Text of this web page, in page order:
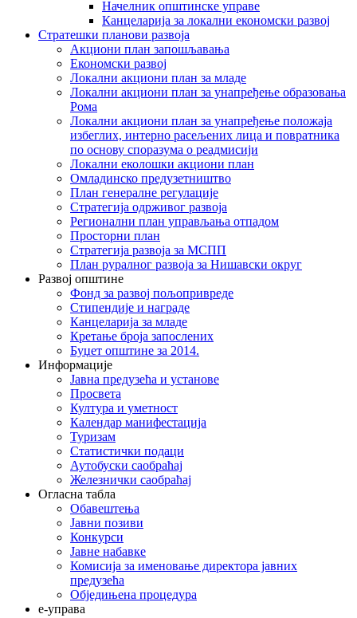
Начелник општинске управе
Канцеларија за локални економски развој
Стратешки планови развоја
Акциони план запошљавања
Економски развој
Локални акциони план за младе
Локални акциони план за унапређење образовања
Рома
Локални акциони план за унапређење положаја
избеглих, интерно расељених лица и повратника
по основу споразума о реадмисији
Локални еколошки акциони план
Омладинско предузетништво
План генералне регулације
Стратегија одрживог развоја
Регионални план управљања отпадом
Просторни план
Стратегија развоја за МСПП
План руралног развоја за Нишавски округ
Развој општине
Фонд за развој пољопривреде
Стипендије и награде
Канцеларија за младе
Кретање броја запослених
Буџет општине за 2014.
Информације
Јавна предузећа и установе
Просвета
Култура и уметност
Календар манифестација
Туризам
Статистички подаци
Аутобуски саобраћај
Железнички саобраћај
Огласна табла
Обавештења
Јавни позиви
Конкурси
Јавне набавке
Комисија за именовање директора јавних
предузећа
Обједињена процедура
е-управа